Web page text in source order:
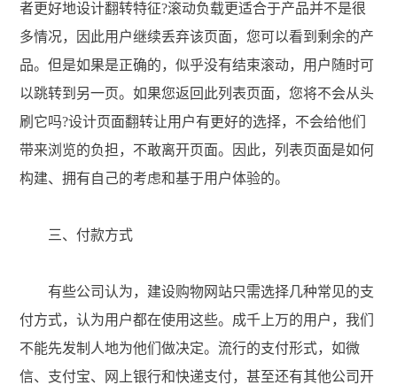
者更好地设计翻转特征?滚动负载更适合于产品并不是很
多情况，因此用户继续丢弃该页面，您可以看到剩余的产
品。但是如果是正确的，似乎没有结束滚动，用户随时可
以跳转到另一页。如果您返回此列表页面，您将不会从头
刷它吗?设计页面翻转让用户有更好的选择，不会给他们
带来浏览的负担，不敢离开页面。因此，列表页面是如何
构建、拥有自己的考虑和基于用户体验的。
三、付款方式
有些公司认为，建设购物网站只需选择几种常见的支
付方式，认为用户都在使用这些。成千上万的用户，我们
不能先发制人地为他们做决定。流行的支付形式，如微
信、支付宝、网上银行和快递支付，甚至还有其他公司开